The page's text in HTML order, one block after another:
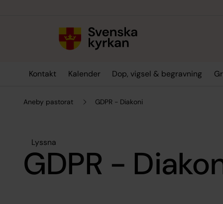
Kontakt Kalender Dop, vigsel & begravning
Aneby pastorat GDPR - Diakoni
Lyssna
GDPR -